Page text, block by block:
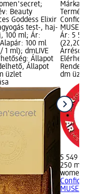
Beauty
Goddess Elixir
test-, haj-
100 ml; Ár:
100 ml
1 ml); dmLIVE
Állapot
Állapot
üzlet
Márka:
MUSE
Ár: 5
(22,20
dm
5 549 Ft
250 ml
MUSE